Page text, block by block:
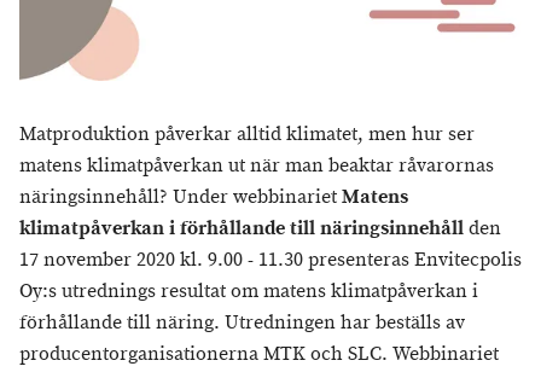
Matproduktion påverkar alltid klimatet, men hur ser
matens klimatpåverkan ut när man beaktar råvarornas
näringsinnehåll? Under webbinarietMatens
klimatpåverkan i förhållande till näringsinnehållden
17 november 2020 kl. 9.00 - 11.30 presenteras Envitecpolis
Oy:s utrednings resultat om matens klimatpåverkan i
förhållande till näring. Utredningen har beställs av
producentorganisationerna MTK och SLC. Webbinariet